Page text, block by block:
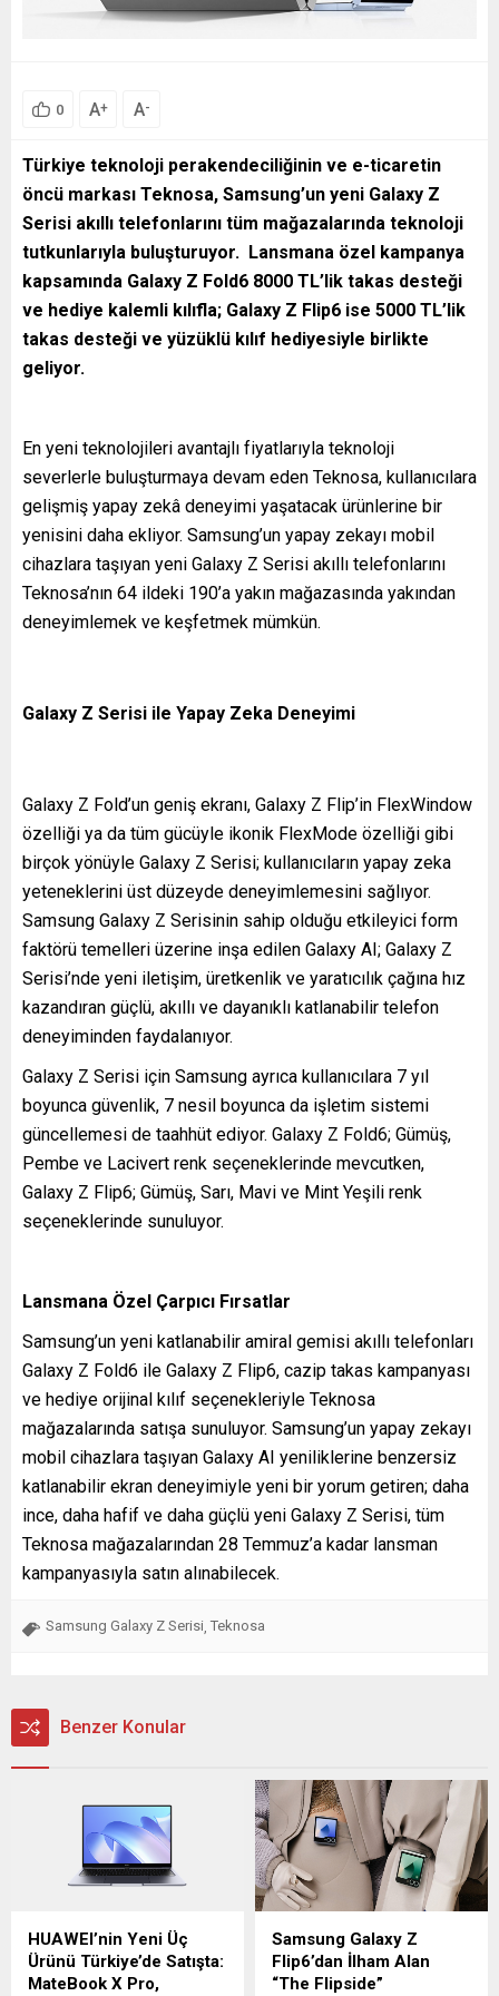
0 A+ A-
Türkiye teknoloji perakendeciliğinin ve e-ticaretin
öncü markası Teknosa, Samsung’un yeni Galaxy Z
Serisi akıllı telefonlarını tüm mağazalarında teknoloji
tutkunlarıyla buluşturuyor. Lansmana özel kampanya
kapsamında Galaxy Z Fold6 8000 TL’lik takas desteği
ve hediye kalemli kılıfla; Galaxy Z Flip6 ise 5000 TL’lik
takas desteği ve yüzüklü kılıf hediyesiyle birlikte
geliyor.
En yeni teknolojileri avantajlı fiyatlarıyla teknoloji
severlerle buluşturmaya devam eden Teknosa, kullanıcılara
gelişmiş yapay zekâ deneyimi yaşatacak ürünlerine bir
yenisini daha ekliyor. Samsung’un yapay zekayı mobil
cihazlara taşıyan yeni Galaxy Z Serisi akıllı telefonlarını
Teknosa’nın 64 ildeki 190’a yakın mağazasında yakından
deneyimlemek ve keşfetmek mümkün.
Galaxy Z Serisi ile Yapay Zeka Deneyimi
Galaxy Z Fold’un geniş ekranı, Galaxy Z Flip’in FlexWindow
özelliği ya da tüm gücüyle ikonik FlexMode özelliği gibi
birçok yönüyle Galaxy Z Serisi; kullanıcıların yapay zeka
yeteneklerini üst düzeyde deneyimlemesini sağlıyor.
Samsung Galaxy Z Serisinin sahip olduğu etkileyici form
faktörü temelleri üzerine inşa edilen Galaxy AI; Galaxy Z
Serisi’nde yeni iletişim, üretkenlik ve yaratıcılık çağına hız
kazandıran güçlü, akıllı ve dayanıklı katlanabilir telefon
deneyiminden faydalanıyor.
Galaxy Z Serisi için Samsung ayrıca kullanıcılara 7 yıl
boyunca güvenlik, 7 nesil boyunca da işletim sistemi
güncellemesi de taahhüt ediyor. Galaxy Z Fold6; Gümüş,
Pembe ve Lacivert renk seçeneklerinde mevcutken,
Galaxy Z Flip6; Gümüş, Sarı, Mavi ve Mint Yeşili renk
seçeneklerinde sunuluyor.
Lansmana Özel Çarpıcı Fırsatlar
Samsung’un yeni katlanabilir amiral gemisi akıllı telefonları
Galaxy Z Fold6 ile Galaxy Z Flip6, cazip takas kampanyası
ve hediye orijinal kılıf seçenekleriyle Teknosa
mağazalarında satışa sunuluyor. Samsung’un yapay zekayı
mobil cihazlara taşıyan Galaxy AI yeniliklerine benzersiz
katlanabilir ekran deneyimiyle yeni bir yorum getiren; daha
ince, daha hafif ve daha güçlü yeni Galaxy Z Serisi, tüm
Teknosa mağazalarından 28 Temmuz’a kadar lansman
kampanyasıyla satın alınabilecek.
Samsung Galaxy Z Serisi, Teknosa
Benzer Konular
HUAWEI’nin Yeni Üç
Ürünü Türkiye’de Satışta:
MateBook X Pro,
Samsung Galaxy Z
Flip6’dan İlham Alan
“The Flipside”